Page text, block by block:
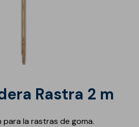
Rastra 2 m
para la rastras de goma.